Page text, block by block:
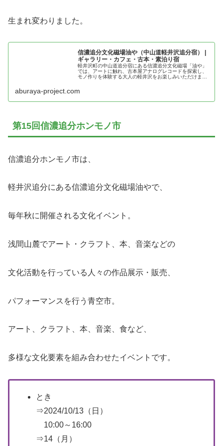
生まれ変わりました。
信濃追分文化磁場油や（中山道軽井沢追分宿） |
ギャラリー・カフェ・古本・素泊り宿
軽井沢町の中山道追分宿にある信濃追分文化磁場「油や」
では、アートに触れ、古本屋アナログレコードを探索し、
モノ作りを体験する大人の軽井沢をお楽しみいただけま
aburaya-project.com
第15回信濃追分ホンモノ市
信濃追分ホンモノ市は、
軽井沢追分にある信濃追分文化磁場油やで、
毎年秋に開催される文化イベント。
浅間山麓でアート・クラフト、本、音楽などの
文化活動を行っている人々の作品展示・販売、
パフォーマンスを行う青空市。
アート、クラフト、本、音楽、食など、
多様な文化要素を組み合わせたイベントです。
とき
⇒2024/10/13（日）
10:00～16:00
⇒14（月）